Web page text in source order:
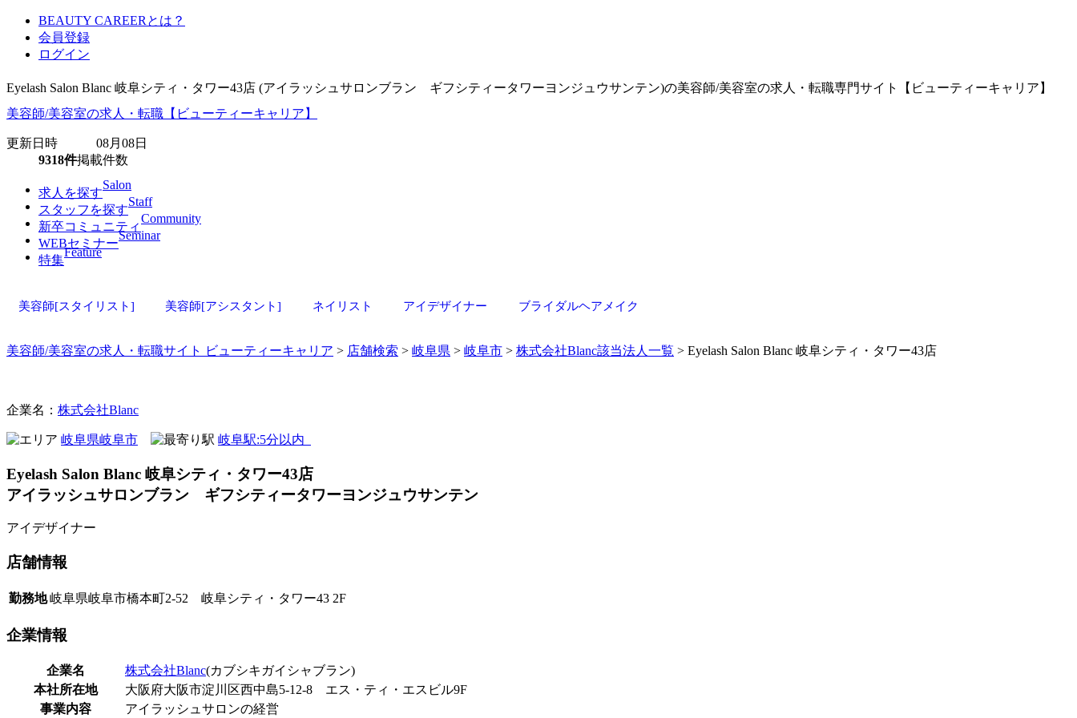
BEAUTY CAREERとは？
会員登録
ログイン
Eyelash Salon Blanc 岐阜シティ・タワー43店 (アイラッシュサロンブラン ギフシティータワーヨンジュウサンテン)の美容師/美容室の求人・転職専門サイト【ビューティーキャリア】
美容師/美容室の求人・転職【ビューティーキャリア】
更新日時 08月08日
9318件掲載件数
求人を探す
Salon
スタッフを探す
Staff
新卒コミュニティ
Community
WEBセミナー
Seminar
特集
Feature
美容師[スタイリスト] 美容師[アシスタント] ネイリスト アイデザイナー ブライダルヘアメイク
美容師/美容室の求人・転職サイト ビューティーキャリア > 店舗検索 > 岐阜県 > 岐阜市 > 株式会社Blanc該当法人一覧 > Eyelash Salon Blanc 岐阜シティ・タワー43店
企業名： 株式会社Blanc
岐阜県岐阜市 岐阜駅:5分以内
Eyelash Salon Blanc 岐阜シティ・タワー43店
アイラッシュサロンブラン ギフシティータワーヨンジュウサンテン
アイデザイナー
店舗情報
勤務地岐阜県岐阜市橋本町2-52 岐阜シティ・タワー43 2F
企業情報
企業名 株式会社Blanc(カブシキガイシャブラン)
本社所在地
大阪府大阪市淀川区西中島5-12-8 エス・ティ・エスビル9F
事業内容
アイラッシュサロンの経営